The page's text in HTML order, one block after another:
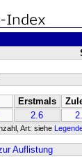
Erstmals
2.6
Art: siehe
Auflistung